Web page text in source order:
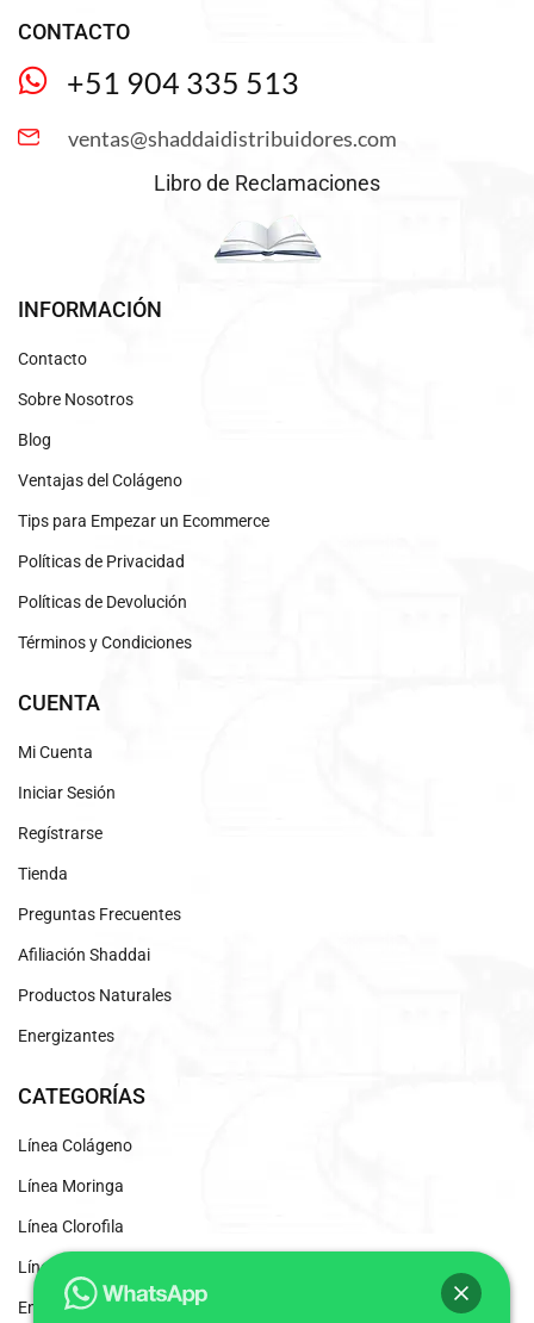
CONTACTO
+51 904 335 513
ventas@shaddaidistribuidores.com
Libro de Reclamaciones
INFORMACIÓN
Contacto
Sobre Nosotros
Blog
Ventajas del Colágeno
Tips para Empezar un Ecommerce
Políticas de Privacidad
Políticas de Devolución
Términos y Condiciones
CUENTA
Mi Cuenta
Iniciar Sesión
Regístrarse
Tienda
Preguntas Frecuentes
Afiliación Shaddai
Productos Naturales
Energizantes
CATEGORÍAS
Línea Colágeno
Línea Moringa
Línea Clorofila
Línea Desintoxicantes
Energizante Natural